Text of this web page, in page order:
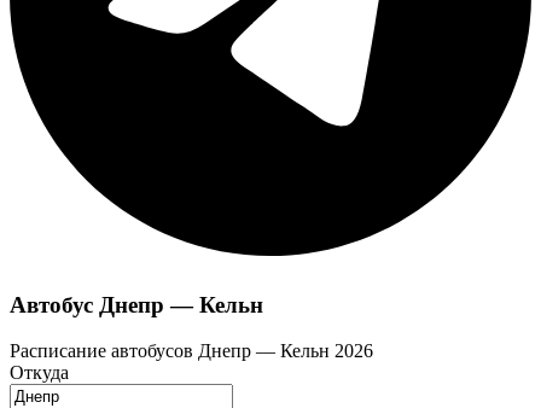
Автобус Днепр — Кельн
Расписание автобусов Днепр — Кельн 2026
Откуда